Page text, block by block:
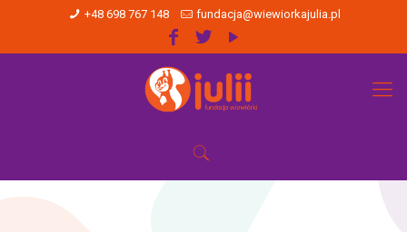
+48 698 767 148 fundacja@wiewiorkajulia.pl